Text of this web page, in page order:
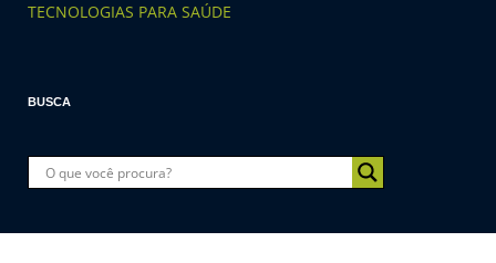
TECNOLOGIAS PARA SAÚDE
BUSCA